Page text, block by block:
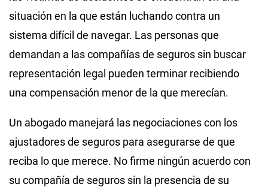
situación en la que están luchando contra un
sistema difícil de navegar. Las personas que
demandan a las compañías de seguros sin buscar
representación legal pueden terminar recibiendo
una compensación menor de la que merecían.
Un abogado manejará las negociaciones con los
ajustadores de seguros para asegurarse de que
reciba lo que merece. No firme ningún acuerdo con
su compañía de seguros sin la presencia de su